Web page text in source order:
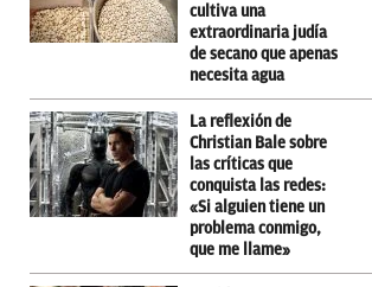
cultiva una
extraordinaria judía
de secano que apenas
necesita agua
La reflexión de
Christian Bale sobre
las críticas que
conquista las redes:
«Si alguien tiene un
problema conmigo,
que me llame»